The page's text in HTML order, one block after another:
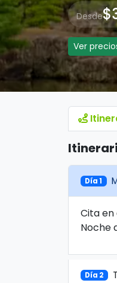
Desde
Ver
Día 1
Cita en
Noche
Día 2